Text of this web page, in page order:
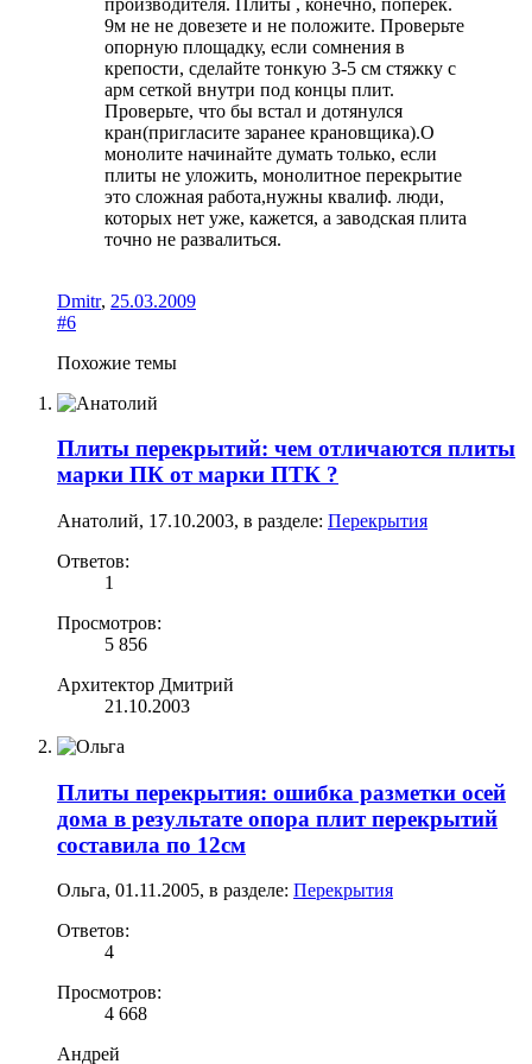
9м не не довезете и не положите. Проверьте
опорную площадку, если сомнения в
крепости, сделайте тонкую 3-5 см стяжку с
арм сеткой внутри под концы плит.
Проверьте, что бы встал и дотянулся
кран(пригласите заранее крановщика).О
монолите начинайте думать только, если
плиты не уложить, монолитное перекрытие
это сложная работа,нужны квалиф. люди,
которых нет уже, кажется, а заводская плита
точно не развалиться.
Dmitr, 25.03.2009
#6
Похожие темы
Плиты перекрытий: чем отличаются плиты
марки ПК от марки ПТК ?
Анатолий, 17.10.2003, в разделе: Перекрытия
Ответов:
1
Просмотров:
5 856
Архитектор Дмитрий
21.10.2003
Плиты перекрытия: ошибка разметки осей
дома в результате опора плит перекрытий
составила по 12см
Ольга, 01.11.2005, в разделе: Перекрытия
Ответов:
4
Просмотров:
4 668
Андрей